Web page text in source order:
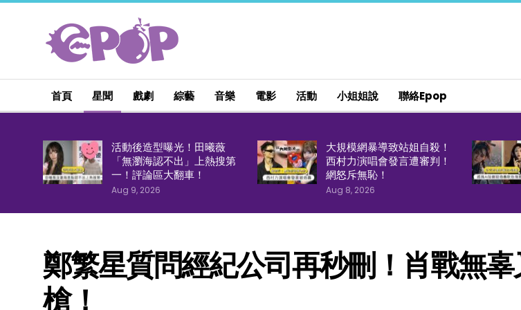
首頁 星聞 戲劇 綜藝 音樂 電影 活動 小姐姐說 聯絡epop
活動後造型曝光！田曦薇
「無瀏海認不出」上熱搜第
一！評論區大翻車！
Aug 9, 2026
大規模網暴導致站姐自殺！
西村力演唱會發言遭審判！
網怒斥無恥！
Aug 8, 2026
鄭繁星質問經紀公司再秒刪！肖戰無
槍！